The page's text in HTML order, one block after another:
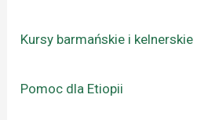
Kursy barmańskie i kelnerskie
Pomoc dla Etiopii